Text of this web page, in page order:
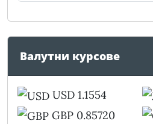
Валутни курсове
USD 1.1554
GBP 0.85720